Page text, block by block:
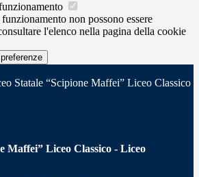
non possono essere
l'elenco nella pagina della cookie
Statale “Scipione Maffei” Liceo Classico
Maffei” Liceo Classico - Liceo